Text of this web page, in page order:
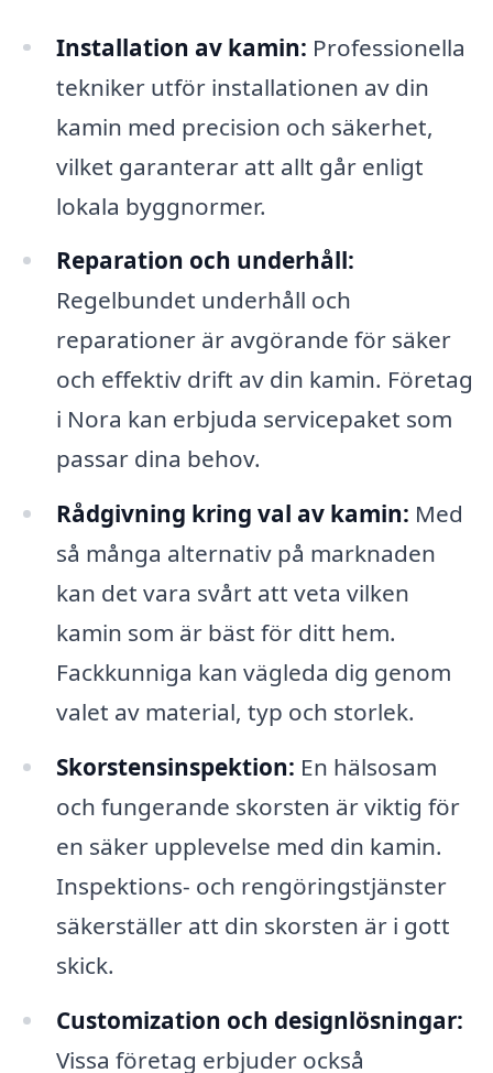
Installation av kamin: Professionella
tekniker utför installationen av din
kamin med precision och säkerhet,
vilket garanterar att allt går enligt
lokala byggnormer.
Reparation och underhåll:
Regelbundet underhåll och
reparationer är avgörande för säker
och effektiv drift av din kamin. Företag
i Nora kan erbjuda servicepaket som
passar dina behov.
Rådgivning kring val av kamin: Med
så många alternativ på marknaden
kan det vara svårt att veta vilken
kamin som är bäst för ditt hem.
Fackkunniga kan vägleda dig genom
valet av material, typ och storlek.
Skorstensinspektion: En hälsosam
och fungerande skorsten är viktig för
en säker upplevelse med din kamin.
Inspektions- och rengöringstjänster
säkerställer att din skorsten är i gott
skick.
Customization och designlösningar:
Vissa företag erbjuder också